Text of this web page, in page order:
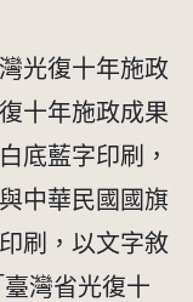
光復十年施政
十年施政成果
底藍字印刷，
中華民國國旗
刷，以文字敘
灣省光復十